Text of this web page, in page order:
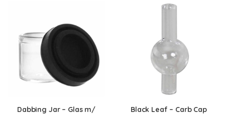
Dabbing Jar – Glas m/
Black Leaf – Carb Cap